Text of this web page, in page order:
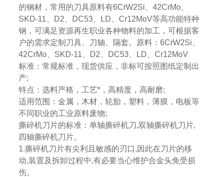
的钢材，常用的刀具原料有6CrW2Si、42CrMo、
SKD-11、D2、DC53、LD、Cr12MoV等高功能特种
钢，可满足资源再生职业各种物料的加工，可根据客
户的需求定制刀具、刀轴、隔套。原料：6CrW2Si、
42CrMo、SKD-11、D2、DC53、LD、Cr12MoV
标准：常规标准，现货供应，非标可按照图纸定制出
产;
特点：选料严格，工艺*，高精度，高耐磨;
适用范围：金属，木材，轮胎，塑料，薄膜，电板等
不同职业的工业原料废物;
撕碎机刀片的标准：单轴撕碎机刀,双轴撕碎机刀片,
四轴撕碎机刀片。
1.撕碎机刀片有尖利且敏感的刃口,因此在刀片的移
动,装置及拆卸过程中,有必要当心维护合金头免受损
伤。